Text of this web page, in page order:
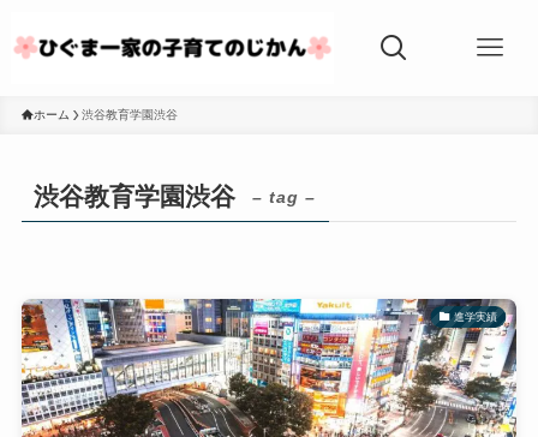
ホーム 渋谷教育学園渋谷
渋谷教育学園渋谷 – tag –
進学実績